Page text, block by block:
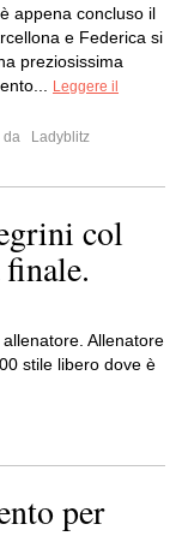
appena concluso il
e Federica si
preziosissima
Leggere il
da
Ladyblitz
col
Allenatore
stile libero dove è
per